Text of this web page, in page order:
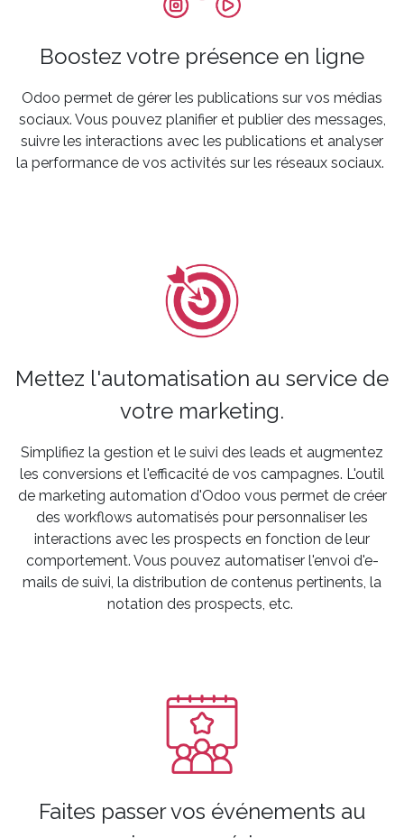
Boostez votre présence en ligne
Odoo permet de gérer les publications sur vos médias
sociaux. Vous pouvez planifier et publier des messages,
suivre les interactions avec les publications et analyser
la performance de vos activités sur les réseaux sociaux.
Mettez l'automatisation au service de
votre marketing.
Simplifiez la gestion et le suivi des leads et augmentez
les conversions et l'efficacité de vos campagnes. L'outil
de marketing automation d'Odoo vous permet de créer
des workflows automatisés pour personnaliser les
interactions avec les prospects en fonction de leur
comportement. Vous pouvez automatiser l'envoi d'e-
mails de suivi, la distribution de contenus pertinents, la
notation des prospects, etc.
Faites passer vos événements au